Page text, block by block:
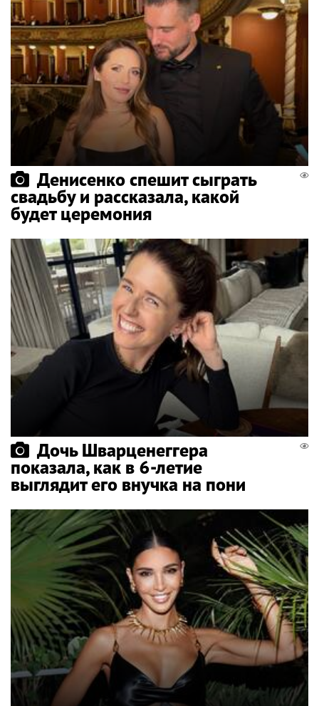
Денисенко спешит сыграть
свадьбу и рассказала, какой
будет церемония
Дочь Шварценеггера
показала, как в 6-летие
выглядит его внучка на пони